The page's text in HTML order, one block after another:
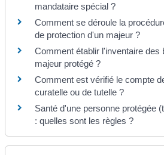
mandataire spécial ?
Comment se déroule la
de protection d'un majeur ?
Comment établir l'inventaire des
majeur protégé ?
Comment est vérifié le compte
curatelle ou de tutelle ?
Santé d'une personne protégée
: quelles sont les règles ?